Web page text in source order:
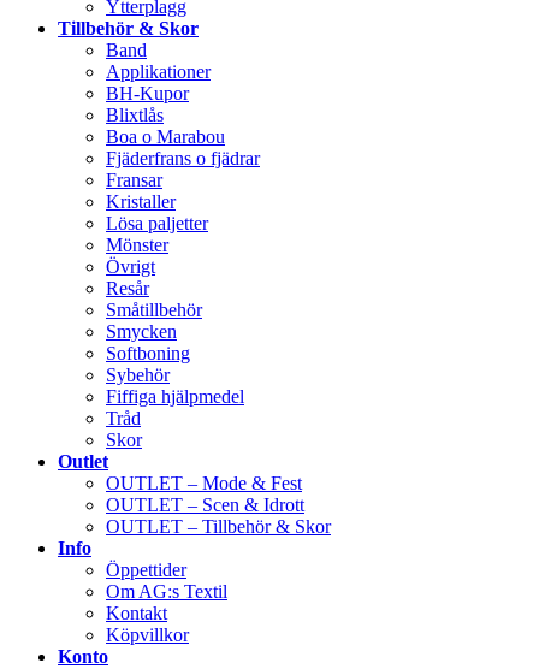
Ytterplagg
Tillbehör & Skor
Band
Applikationer
BH-Kupor
Blixtlås
Boa o Marabou
Fjäderfrans o fjädrar
Fransar
Kristaller
Lösa paljetter
Mönster
Övrigt
Resår
Småtillbehör
Smycken
Softboning
Sybehör
Fiffiga hjälpmedel
Tråd
Skor
Outlet
OUTLET – Mode & Fest
OUTLET – Scen & Idrott
OUTLET – Tillbehör & Skor
Info
Öppettider
Om AG:s Textil
Kontakt
Köpvillkor
Konto